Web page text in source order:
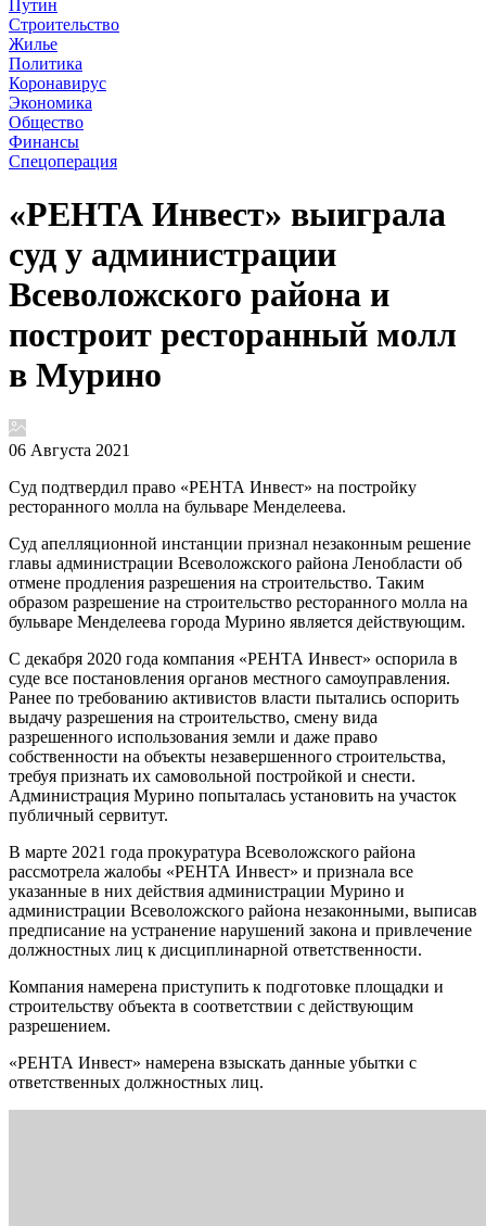
Путин
Строительство
Жилье
Политика
Коронавирус
Экономика
Общество
Финансы
Спецоперация
«РЕНТА Инвест» выиграла
суд у администрации
Всеволожского района и
построит ресторанный молл
в Мурино
06 Августа 2021
Суд подтвердил право «РЕНТА Инвест» на постройку
ресторанного молла на бульваре Менделеева.
Суд апелляционной инстанции признал незаконным решение
главы администрации Всеволожского района Ленобласти об
отмене продления разрешения на строительство. Таким
образом разрешение на строительство ресторанного молла на
бульваре Менделеева города Мурино является действующим.
С декабря 2020 года компания «РЕНТА Инвест» оспорила в
суде все постановления органов местного самоуправления.
Ранее по требованию активистов власти пытались оспорить
выдачу разрешения на строительство, смену вида
разрешенного использования земли и даже право
собственности на объекты незавершенного строительства,
требуя признать их самовольной постройкой и снести.
Администрация Мурино попыталась установить на участок
публичный сервитут.
В марте 2021 года прокуратура Всеволожского района
рассмотрела жалобы «РЕНТА Инвест» и признала все
указанные в них действия администрации Мурино и
администрации Всеволожского района незаконными, выписав
предписание на устранение нарушений закона и привлечение
должностных лиц к дисциплинарной ответственности.
Компания намерена приступить к подготовке площадки и
строительству объекта в соответствии с действующим
разрешением.
«РЕНТА Инвест» намерена взыскать данные убытки с
ответственных должностных лиц.